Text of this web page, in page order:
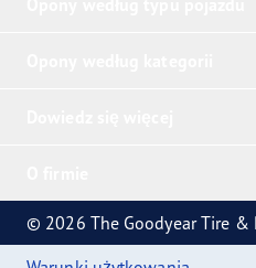
© 2026 The Goodyear Tire &